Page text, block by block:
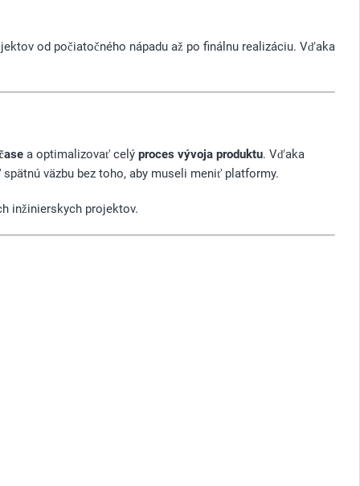
od počiatočného nápadu až po finálnu realizáciu. Vďaka
a optimalizovať celý proces vývoja produktu. Vďaka
väzbu bez toho, aby museli meniť platformy.
inžinierskych projektov.